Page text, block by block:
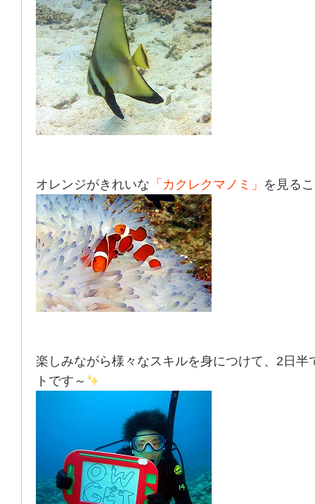
オレンジがきれいな 「カクレクマノミ」 を見る
楽しみながら様々なスキルを身につけて、2日半
トです～